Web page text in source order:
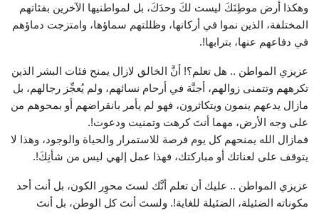
وهكذا أرض موطِنَكَ ليست لكَ وحدَكَ، بل لمواطنيها الآخرين بفئاتهم
المختلفة، الذين نموا في أركانها، وظللتهم سماؤها، وامتزجت دماؤهم
في دفاعهم عنها، بترابها!.
عزيزي المواطن .. هل تعلم؟! أنَّ الخالق لازال يمنح فئات البشر الذين
تكرههم وتتمنى زوالهم، أجنَّة في أرحام نسائهم، ولم يُعجِّز رجالهم، بل
مازال يدعهم ينمون ويتكاثرون، فهو لم يأمر بانقراضهم أو بمحوهم من
على وجه الأرض، مهما أنتَ كرهت وتمنيت ودعوت!.
فمازال الله يمنحهم كل يوم فرصة للاستمرار والحياة والوجود، وهذا لا
يتوقف على لعناتك أو مباركتك، فهذا عمل إلهي ليس من شأنِكَ!.
عزيزي المواطن .. عليك أن تعلم أنَّك لستَ محوِر الكون، بل أنت أحد
مكوناته الضئيلة، الضئيلة للغاية!. ولستَ أنتَ كل الوطن، بل أنتَ